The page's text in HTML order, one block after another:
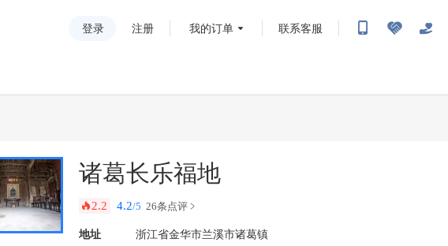
登录 注册 我的订单 联系客服
诸葛长乐福地
󰺂 2.2 4.2/5 26条点评
地址 浙江省金华市兰溪市诸葛镇